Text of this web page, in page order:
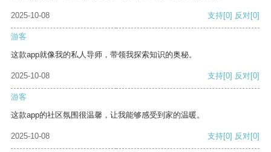
2025-10-08 支持[0] 反对[0]
游客
这款app就像我的私人导师，带领我探索知识的奥秘。
2025-10-08 支持[0] 反对[0]
游客
这款app的社区氛围很温馨，让我能够感受到家的温暖。
2025-10-08 支持[0] 反对[0]